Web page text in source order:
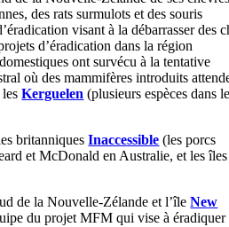
des rats surmulots et des souris
visant à la débarrasser des
d’éradication dans la région
ont survécu à la tentative
où des mammifères introduits
lesKerguelen (plusieurs espèces dans
britanniquesInaccessible (les porcs
et McDonald en Australie, et les îles
de la Nouvelle-Zélande et l’îleNew
du projet MFM qui vise à éradiquer